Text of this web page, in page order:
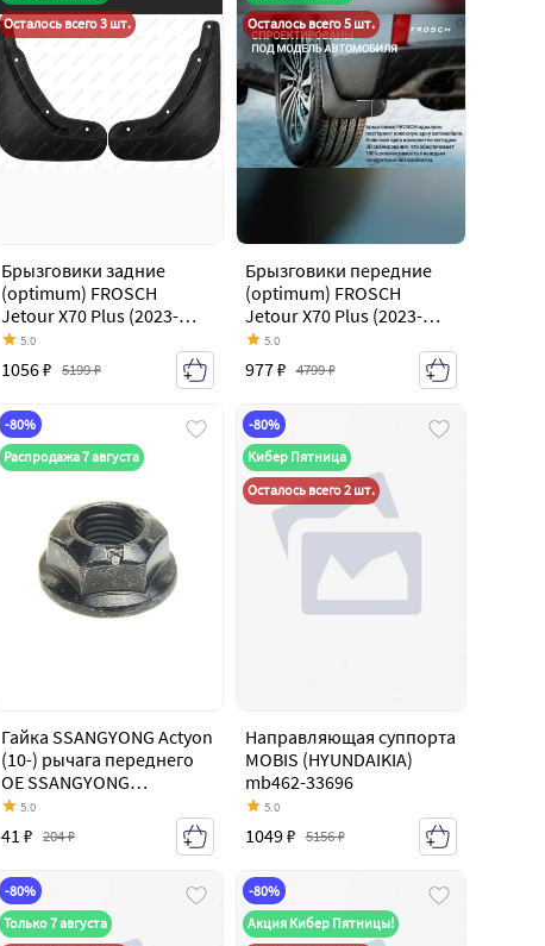
Осталось всего 3 шт.
Брызговики задние
(optimum) FROSCH
Jetour X70 Plus (2023-
2026)
5.0
1056 ₽ 5199 ₽
Осталось всего 5 шт.
Брызговики передние
(optimum) FROSCH
Jetour X70 Plus (2023-
2026)
5.0
977 ₽ 4799 ₽
-80%
Распродажа 7 августа
Гайка SSANGYONG Actyon
(10-) рычага переднего
OE SSANGYONG
4491109120
5.0
41 ₽ 204 ₽
-80%
Кибер Пятница
Осталось всего 2 шт.
Направляющая суппорта
MOBIS (HYUNDAIKIA)
mb462-33696
5.0
1049 ₽ 5156 ₽
-80%
Только 7 августа
-80%
Акция Кибер Пятницы!